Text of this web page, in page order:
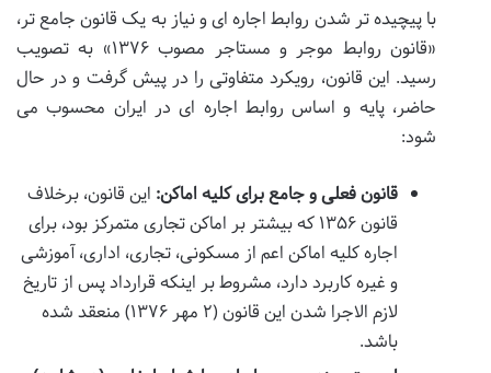
با پیچیده تر شدن روابط اجاره ای و نیاز به یک قانون جامع تر،
«قانون روابط موجر و مستاجر مصوب ۱۳۷۶» به تصویب
رسید. این قانون، رویکرد متفاوتی را در پیش گرفت و در حال
حاضر، پایه و اساس روابط اجاره ای در ایران محسوب می
شود:
قانون فعلی و جامع برای کلیه اماکن: این قانون، برخلاف
قانون ۱۳۵۶ که بیشتر بر اماکن تجاری متمرکز بود، برای
اجاره کلیه اماکن اعم از مسکونی، تجاری، اداری، آموزشی
و غیره کاربرد دارد، مشروط بر اینکه قرارداد پس از تاریخ
لازم الاجرا شدن این قانون (۲ مهر ۱۳۷۶) منعقد شده
باشد.